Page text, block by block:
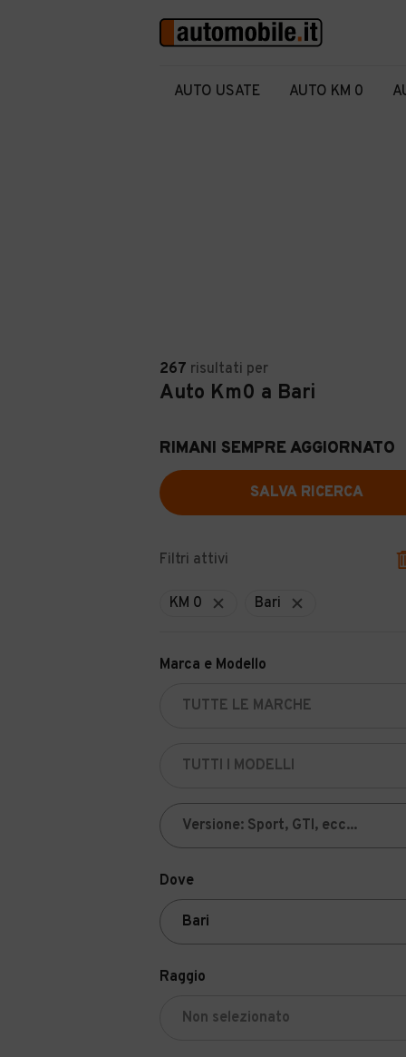
AUTO USATE AUTO KM 0
267 risultati per
Auto Km0 a Bari
RIMANI SEMPRE AGGIORNATO
SALVA RICERCA
Filtri attivi
KM 0 Bari
Marca e Modello
Dove
Raggio